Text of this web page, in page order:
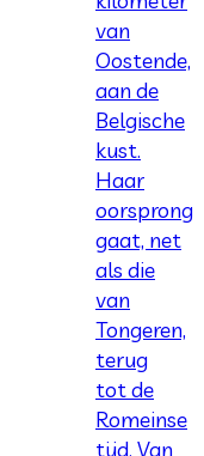
van
Oostende,
aan de
Belgische
kust.
Haar
oorsprong
gaat, net
als die
van
Tongeren,
terug
tot de
Romeinse
tijd. Van